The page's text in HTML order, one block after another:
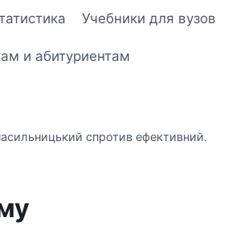
Учебники для вузов
и абитуриентам
спротив ефективний.